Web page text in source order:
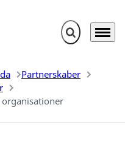
Fold søgefelt
Menu
Partnerskaber